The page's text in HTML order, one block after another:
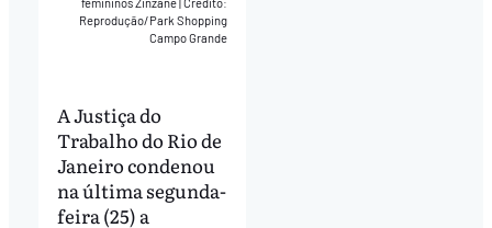
Reprodução/Park Shopping
Campo Grande
A Justiça do
Trabalho do Rio de
Janeiro condenou
na última segunda-
feira (25) a